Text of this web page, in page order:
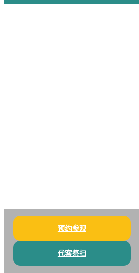
预约参观
代客祭扫